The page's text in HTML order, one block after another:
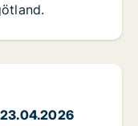
23.04.2026